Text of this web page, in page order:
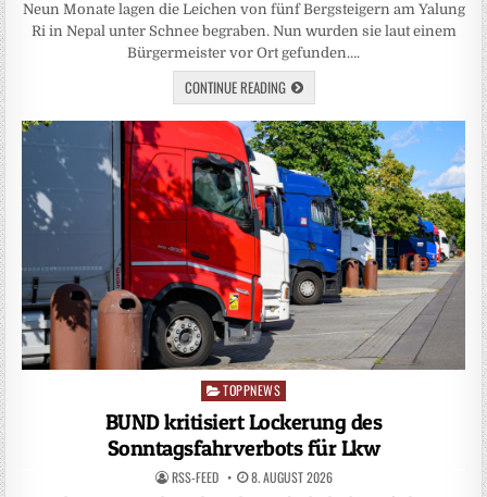
Neun Monate lagen die Leichen von fünf Bergsteigern am Yalung
Ri in Nepal unter Schnee begraben. Nun wurden sie laut einem
Bürgermeister vor Ort gefunden….
CONTINUE READING
Posted
in
TOPPNEWS
BUND kritisiert Lockerung des
Sonntagsfahrverbots für Lkw
RSS-FEED 8. AUGUST 2026